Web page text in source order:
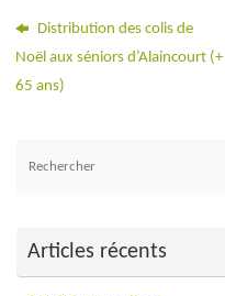
Distribution des colis de
Noël aux séniors d’Alaincourt (+
65 ans)
Articles récents